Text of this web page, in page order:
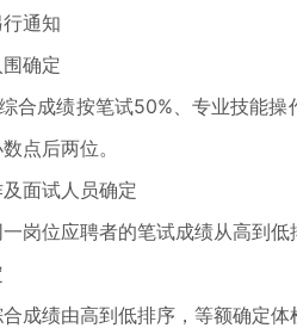
通知
确定
成绩按笔试50%、专业技能操
点后两位。
面试人员确定
位应聘者的笔试成绩从高到低
绩由高到低排序，等额确定体